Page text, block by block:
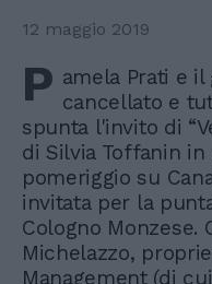
12 maggio 2019
P amela Prati e
cancellato e
spunta l'invito di
di Silvia Toffanin in
pomeriggio su
invitata per la
Cologno Monzese.
Michelazzo,
Management (di